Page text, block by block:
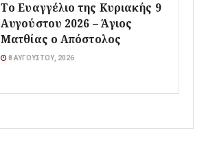
Το Ευαγγέλιο της Κυριακής 9
Αυγούστου 2026 – Άγιος
Ματθίας ο Απόστολος
8 ΑΥΓΟΎΣΤΟΥ, 2026